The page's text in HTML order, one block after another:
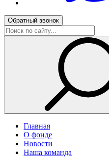
Обратный звонок
Главная
О фонде
Новости
Наша команда